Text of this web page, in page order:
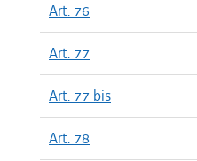
Art. 76
Art. 77
Art. 77 bis
Art. 78